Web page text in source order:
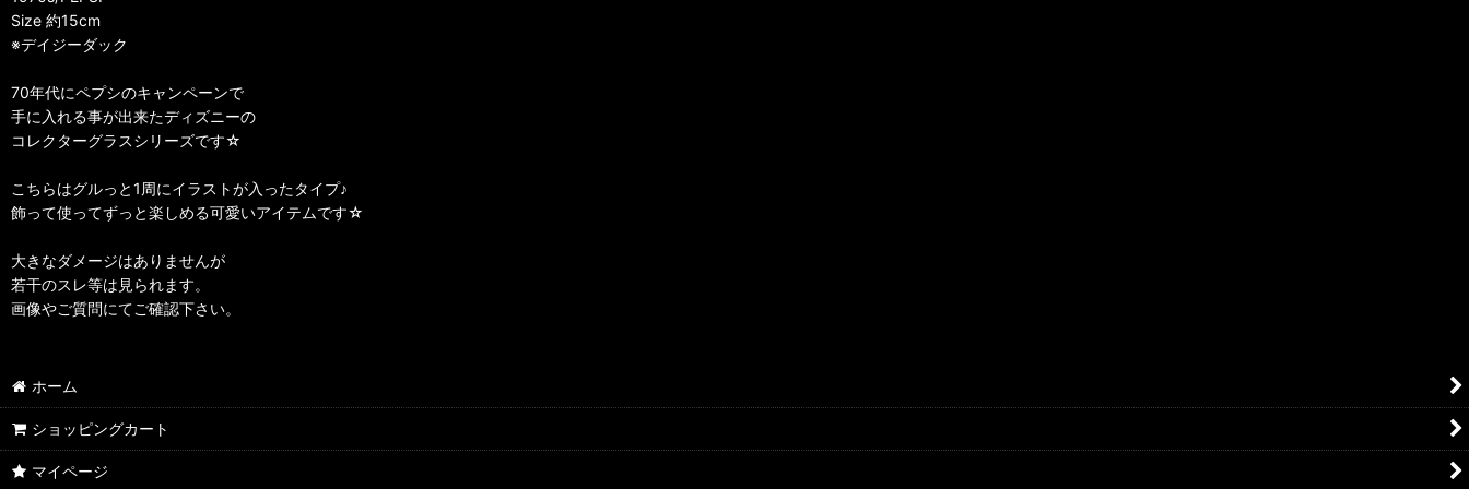
Size 約15cm
※デイジーダック
70年代にペプシのキャンペーンで
手に入れる事が出来たディズニーの
コレクターグラスシリーズです☆
こちらはグルっと1周にイラストが入ったタイプ♪
飾って使ってずっと楽しめる可愛いアイテムです☆
大きなダメージはありませんが
若干のスレ等は見られます。
画像やご質問にてご確認下さい。
ホーム
ショッピングカート
マイページ